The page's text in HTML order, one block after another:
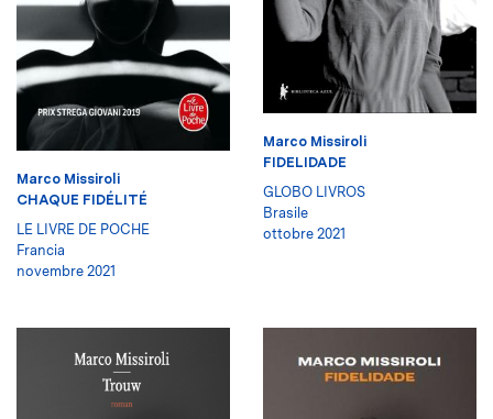
Marco Missiroli
CHAQUE FIDÉLITÉ
LE LIVRE DE POCHE
Francia
novembre 2021
Marco Missiroli
FIDELIDADE
GLOBO LIVROS
Brasile
ottobre 2021